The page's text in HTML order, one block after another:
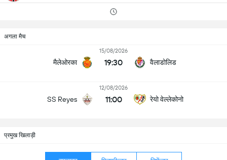
अगला मैच
मैलेओरका
15/08/2026
19:30 वैलाडोलिड
SS Reyes
12/08/2026
11:00 रेयो वेल्लेकोनो
प्रमुख खिलाड़ी